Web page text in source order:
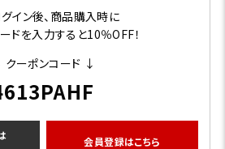
イン後、商品購入時に
ドを入力すると10％OFF！
クーポンコード ↓
会員登録はこちら